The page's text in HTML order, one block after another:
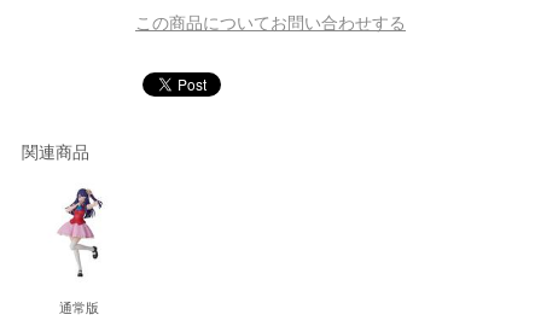
この商品についてお問い合わせする
関連商品
通常版